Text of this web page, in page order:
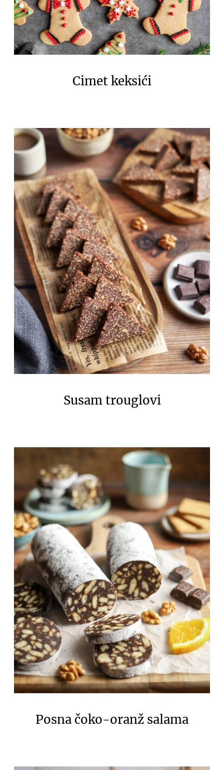
Cimet keksići
Susam trouglovi
Posna čoko-oranž salama